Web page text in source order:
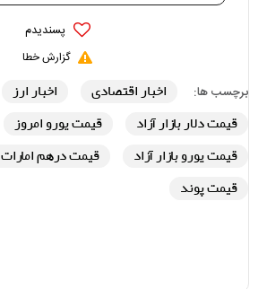
پسندیدم
گزارش خطا
برچسب ها: اخبار اقتصادی اخبار ارز
قیمت دلار بازار آزاد
قیمت یورو امروز
قیمت یورو بازار آزاد
قیمت درهم امارات
قیمت پوند